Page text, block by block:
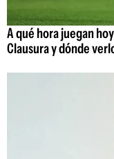
A qué hora juegan
Clausura y dónde